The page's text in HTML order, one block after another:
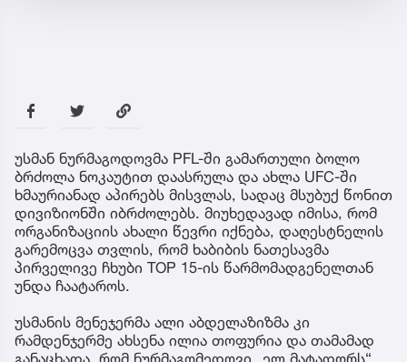
უსმან ნურმაგოდოვმა PFL-ში გამართული ბოლო
ბრძოლა ნოკაუტით დაასრულა და ახლა UFC-ში
ხმაურიანად აპირებს მისვლას, სადაც მსუბუქ წონით
დივიზიონში იბრძოლებს. მიუხედავად იმისა, რომ
ორგანიზაციის ახალი წევრი იქნება, დაღესტნელის
გარემოცვა თვლის, რომ ხაბიბის ნათესავმა
პირველივე ჩხუბი TOP 15-ის წარმომადგენელთან
უნდა ჩაატაროს.
უსმანის მენეჯერმა ალი აბდელაზიზმა კი
რამდენჯერმე ახსენა ილია თოფურია და თამამად
განაცხადა, რომ ნურმაგომედოვი „ელ მატადორს“